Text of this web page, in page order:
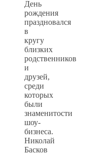
День
рождения
праздновался
в
кругу
близких
родственников
и
друзей,
среди
которых
были
знаменитости
шоу-
бизнеса.
Николай
Басков